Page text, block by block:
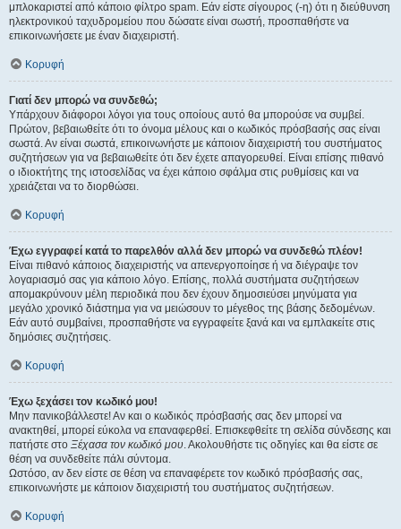
μπλοκαριστεί από κάποιο φίλτρο spam. Εάν είστε σίγουρος (-η) ότι η διεύθυνση
ηλεκτρονικού ταχυδρομείου που δώσατε είναι σωστή, προσπαθήστε να
επικοινωνήσετε με έναν διαχειριστή.
Κορυφή
Γιατί δεν μπορώ να συνδεθώ;
Υπάρχουν διάφοροι λόγοι για τους οποίους αυτό θα μπορούσε να συμβεί.
Πρώτον, βεβαιωθείτε ότι το όνομα μέλους και ο κωδικός πρόσβασής σας είναι
σωστά. Αν είναι σωστά, επικοινωνήστε με κάποιον διαχειριστή του συστήματος
συζητήσεων για να βεβαιωθείτε ότι δεν έχετε απαγορευθεί. Είναι επίσης πιθανό
ο ιδιοκτήτης της ιστοσελίδας να έχει κάποιο σφάλμα στις ρυθμίσεις και να
χρειάζεται να το διορθώσει.
Κορυφή
Έχω εγγραφεί κατά το παρελθόν αλλά δεν μπορώ να συνδεθώ πλέον!
Είναι πιθανό κάποιος διαχειριστής να απενεργοποίησε ή να διέγραψε τον
λογαριασμό σας για κάποιο λόγο. Επίσης, πολλά συστήματα συζητήσεων
απομακρύνουν μέλη περιοδικά που δεν έχουν δημοσιεύσει μηνύματα για
μεγάλο χρονικό διάστημα για να μειώσουν το μέγεθος της βάσης δεδομένων.
Εάν αυτό συμβαίνει, προσπαθήστε να εγγραφείτε ξανά και να εμπλακείτε στις
δημόσιες συζητήσεις.
Κορυφή
Έχω ξεχάσει τον κωδικό μου!
Μην πανικοβάλλεστε! Αν και ο κωδικός πρόσβασής σας δεν μπορεί να
ανακτηθεί, μπορεί εύκολα να επαναφερθεί. Επισκεφθείτε τη σελίδα σύνδεσης και
πατήστε στο Ξέχασα τον κωδικό μου. Ακολουθήστε τις οδηγίες και θα είστε σε
θέση να συνδεθείτε πάλι σύντομα.
Ωστόσο, αν δεν είστε σε θέση να επαναφέρετε τον κωδικό πρόσβασής σας,
επικοινωνήστε με κάποιον διαχειριστή του συστήματος συζητήσεων.
Κορυφή